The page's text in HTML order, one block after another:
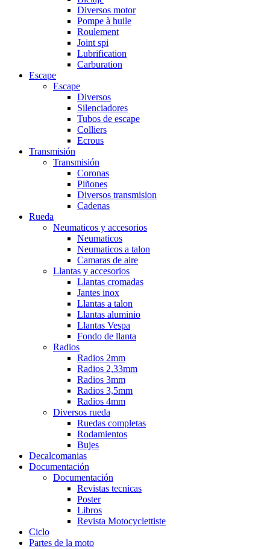
Diversos motor
Pompe à huile
Roulement
Joint spi
Lubrification
Carburation
Escape
Escape
Diversos
Silenciadores
Tubos de escape
Colliers
Ecrous
Transmisión
Transmisión
Coronas
Piñones
Diversos transmision
Cadenas
Rueda
Neumaticos y accesorios
Neumaticos
Neumaticos a talon
Camaras de aire
Llantas y accesorios
Llantas cromadas
Jantes inox
Llantas a talon
Llantas aluminio
Llantas Vespa
Fondo de llanta
Radios
Radios 2mm
Radios 2,33mm
Radios 3mm
Radios 3,5mm
Radios 4mm
Diversos rueda
Ruedas completas
Rodamientos
Bujes
Decalcomanias
Documentación
Documentación
Revistas tecnicas
Poster
Libros
Revista Motocyclettiste
Ciclo
Partes de la moto